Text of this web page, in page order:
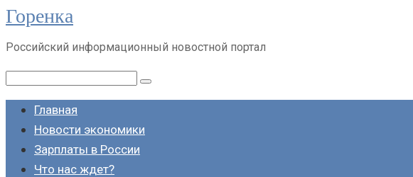
Перейти
контенту
Горенка
Российский информационный новостной портал
Поиск:
Главная
Новости экономики
Зарплаты в России
Что нас ждет?